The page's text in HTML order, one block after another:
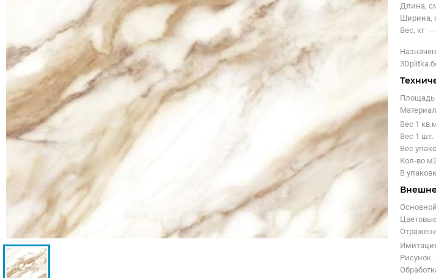
Длина,
Ширина,
Вес, кг
Площадь
Материал
Вес 1
Вес 1 шт.
Вес
Кол-во
В
Рисунок